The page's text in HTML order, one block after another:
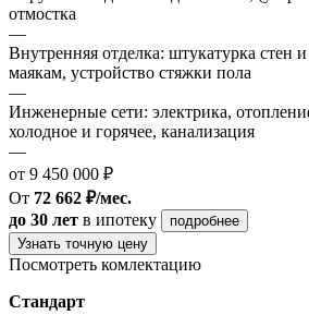
отмостка
—
Внутренняя отделка: штукатурка стен
маякам, устройство стяжки пола
—
Инженерные сети: электрика,
холодное и горячее, канализация
—
от 9 450 000 ₽
От 72 662 ₽/мес.
до 30 лет в ипотеку
подробнее
Узнать точную цену
Посмотреть комлектацию
Стандарт